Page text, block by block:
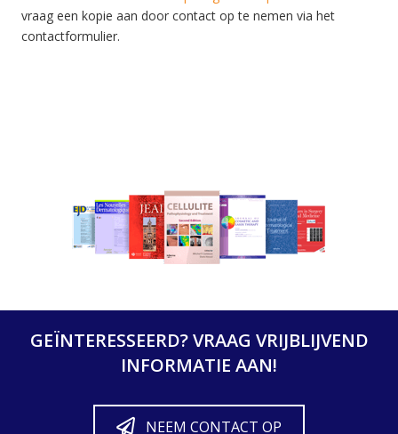
vraag een kopie aan door contact op te nemen via het
contactformulier.
GEÏNTERESSEERD? VRAAG VRIJBLIJVEND
INFORMATIE AAN!
NEEM CONTACT OP